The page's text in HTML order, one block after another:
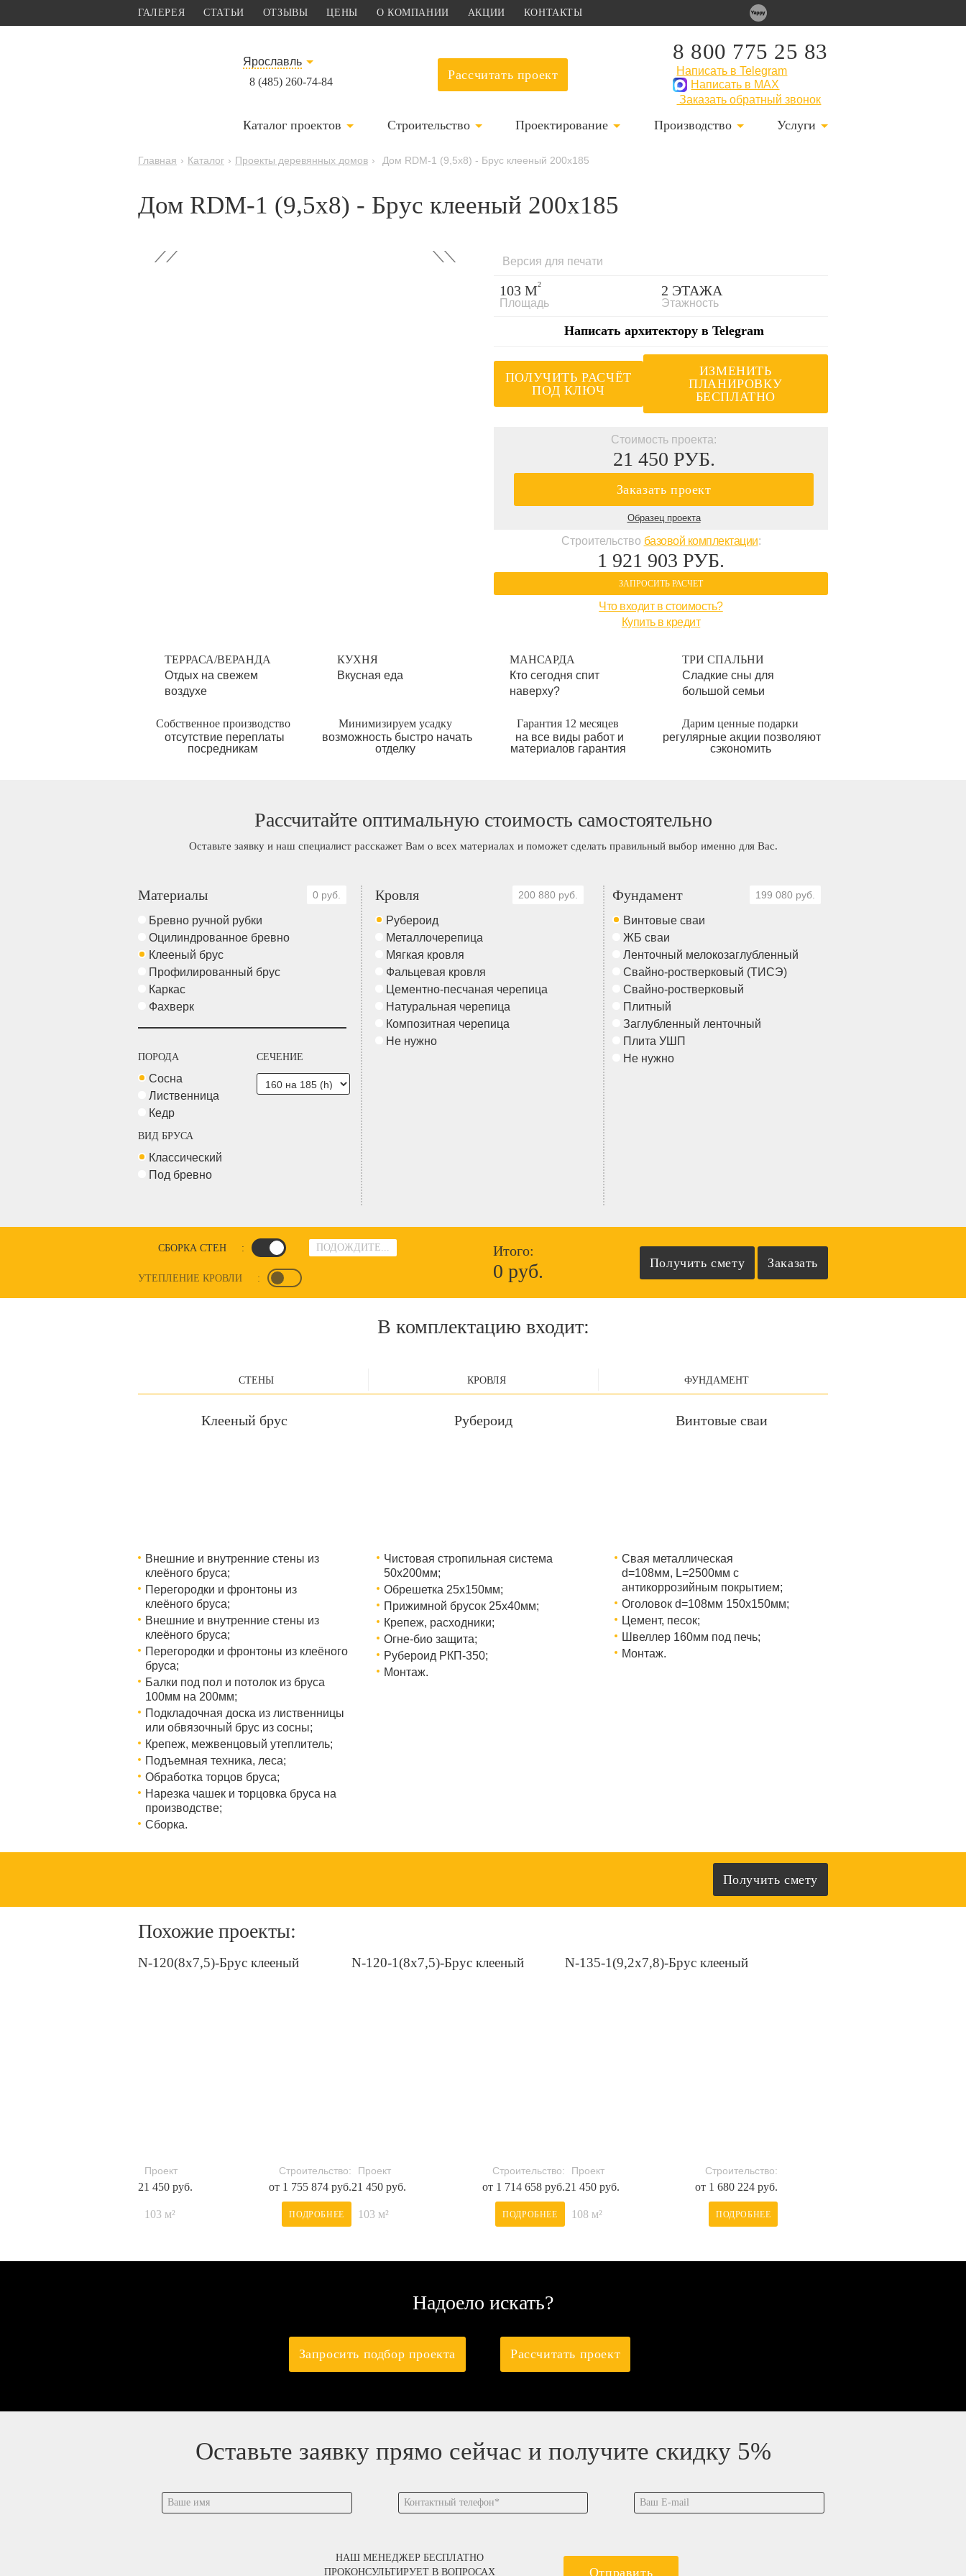
ГАЛЕРЕЯ СТАТЬИ ОТЗЫВЫ ЦЕНЫ О КОМПАНИИ АКЦИИ КОНТАКТЫ
Ярославль
8 (485) 260-74-84
Рассчитать проект
8 800 775 25 83
Написать в Telegram
Написать в MAX
Заказать обратный звонок
Каталог проектов Строительство Проектирование Производство Услуги
Главная › Каталог › Проекты деревянных домов › Дом RDM-1 (9,5x8) - Брус клееный 200x185
Дом RDM-1 (9,5x8) - Брус клееный 200x185
‹ › Версия для печати
103 М2
Площадь
2 ЭТАЖА
Этажность
Написать архитектору в Telegram
ПОЛУЧИТЬ РАСЧЁТ
ПОД КЛЮЧ
ИЗМЕНИТЬ
ПЛАНИРОВКУ
БЕСПЛАТНО
Стоимость проекта:
21 450 РУБ.
Заказать проект
Образец проекта
Строительство базовой комплектации:
1 921 903 РУБ.
ЗАПРОСИТЬ РАСЧЕТ
Что входит в стоимость?
Купить в кредит
ТЕРРАСА/ВЕРАНДА
Отдых на свежем
воздухе
КУХНЯ
Вкусная еда
МАНСАРДА
Кто сегодня спит
наверху?
ТРИ СПАЛЬНИ
Сладкие сны для
большой семьи
Собственное производство
отсутствие переплаты
посредникам
Минимизируем усадку
возможность быстро начать
отделку
Гарантия 12 месяцев
на все виды работ и
материалов гарантия
Дарим ценные подарки
регулярные акции позволяют
сэкономить
Рассчитайте оптимальную стоимость самостоятельно
Оставьте заявку и наш специалист расскажет Вам о всех материалах и поможет сделать правильный выбор именно для Вас.
Материалы 0 руб.
Бревно ручной рубки
Оцилиндрованное бревно
Клееный брус
Профилированный брус
Каркас
Фахверк
ПОРОДА
Сосна
Лиственница
Кедр
СЕЧЕНИЕ
ВИД БРУСА
Классический
Под бревно
Кровля 200 880 руб.
Рубероид
Металлочерепица
Мягкая кровля
Фальцевая кровля
Цементно-песчаная черепица
Натуральная черепица
Композитная черепица
Не нужно
Фундамент 199 080 руб.
Винтовые сваи
ЖБ сваи
Ленточный мелокозаглубленный
Свайно-ростверковый (ТИСЭ)
Свайно-ростверковый
Плитный
Заглубленный ленточный
Плита УШП
Не нужно
ПОДОЖДИТЕ...
СБОРКА СТЕН :
УТЕПЛЕНИЕ КРОВЛИ :
Итого:
0 руб.
В комплектацию входит:
СТЕНЫ КРОВЛЯ ФУНДАМЕНТ
Клееный брус
Внешние и внутренние стены из
клеёного бруса;
Перегородки и фронтоны из
клеёного бруса;
Внешние и внутренние стены из
клеёного бруса;
Перегородки и фронтоны из клеёного
бруса;
Балки под пол и потолок из бруса
100мм на 200мм;
Подкладочная доска из лиственницы
или обвязочный брус из сосны;
Крепеж, межвенцовый утеплитель;
Подъемная техника, леса;
Обработка торцов бруса;
Нарезка чашек и торцовка бруса на
производстве;
Сборка.
Рубероид
Чистовая стропильная система
50х200мм;
Обрешетка 25х150мм;
Прижимной брусок 25х40мм;
Крепеж, расходники;
Огне-био защита;
Рубероид РКП-350;
Монтаж.
Винтовые сваи
Свая металлическая
d=108мм, L=2500мм с
антикоррозийным покрытием;
Оголовок d=108мм 150x150мм;
Цемент, песок;
Швеллер 160мм под печь;
Монтаж.
Получить смету
Похожие проекты:
N-120(8x7,5)-Брус клееный
Проект
21 450 руб.
Строительство:
от 1 755 874 руб.
103 м² ПОДРОБНЕЕ
N-120-1(8x7,5)-Брус клееный
Проект
21 450 руб.
Строительство:
от 1 714 658 руб.
103 м² ПОДРОБНЕЕ
N-135-1(9,2x7,8)-Брус клееный
Проект
21 450 руб.
Строительство:
от 1 680 224 руб.
108 м² ПОДРОБНЕЕ
Надоело искать?
Запросить подбор проекта Рассчитать проект
Оставьте заявку прямо сейчас и получите скидку 5%
НАШ МЕНЕДЖЕР БЕСПЛАТНО
ПРОКОНСУЛЬТИРУЕТ В ВОПРОСАХ
Отправить